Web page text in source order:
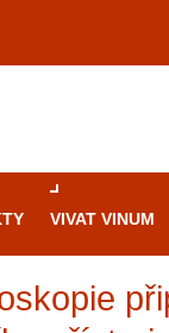
VIVAT VINUM